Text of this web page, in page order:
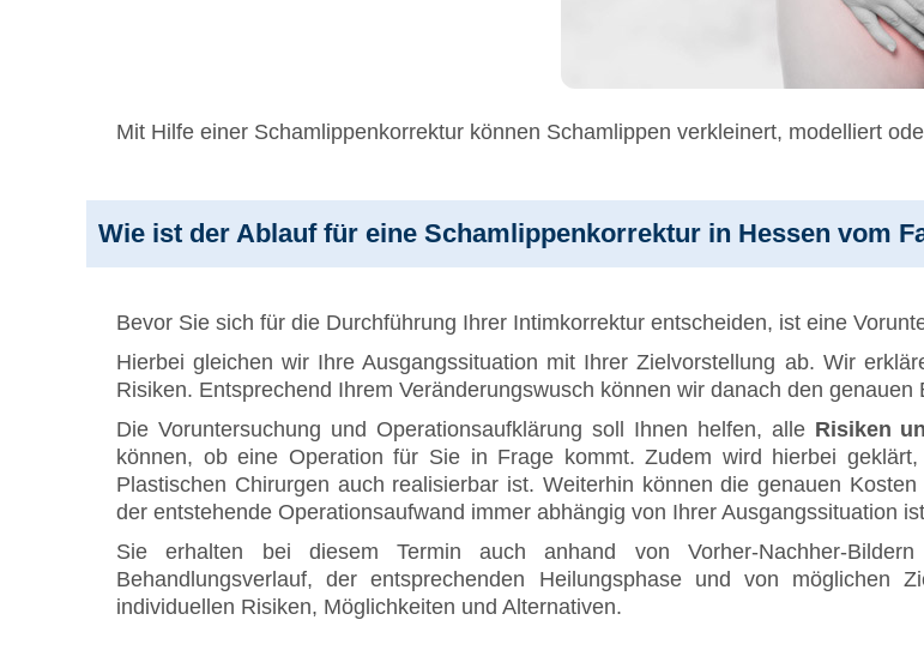
Mit Hilfe einer Schamlippenkorrektur können Schamlippen verkleinert, modelliert
Wie ist der Ablauf für eine Schamlippenkorrektur in Hessen vom
Bevor Sie sich für die Durchführung Ihrer Intimkorrektur entscheiden, ist eine
Hierbei gleichen wir Ihre Ausgangssituation mit Ihrer Zielvorstellung ab. Wir
Risiken. Entsprechend Ihrem Veränderungswusch können wir danach den
Die Voruntersuchung und Operationsaufklärung soll Ihnen helfen, alle Risiken
können, ob eine Operation für Sie in Frage kommt. Zudem wird hierbei
Plastischen Chirurgen auch realisierbar ist. Weiterhin können die genauen
der entstehende Operationsaufwand immer abhängig von Ihrer Ausgangssituation
Sie erhalten bei diesem Termin auch anhand von Vorher-Nachher-
Behandlungsverlauf, der entsprechenden Heilungsphase und von möglichen
individuellen Risiken, Möglichkeiten und Alternativen.